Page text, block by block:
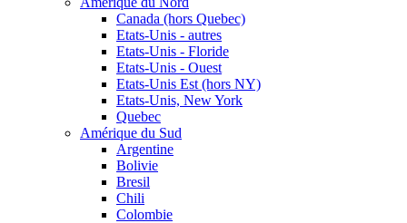
Canada (hors Quebec)
Etats-Unis - autres
Etats-Unis - Floride
Etats-Unis - Ouest
Etats-Unis Est (hors NY)
Etats-Unis, New York
Quebec
Amérique du Sud
Argentine
Bolivie
Bresil
Chili
Colombie